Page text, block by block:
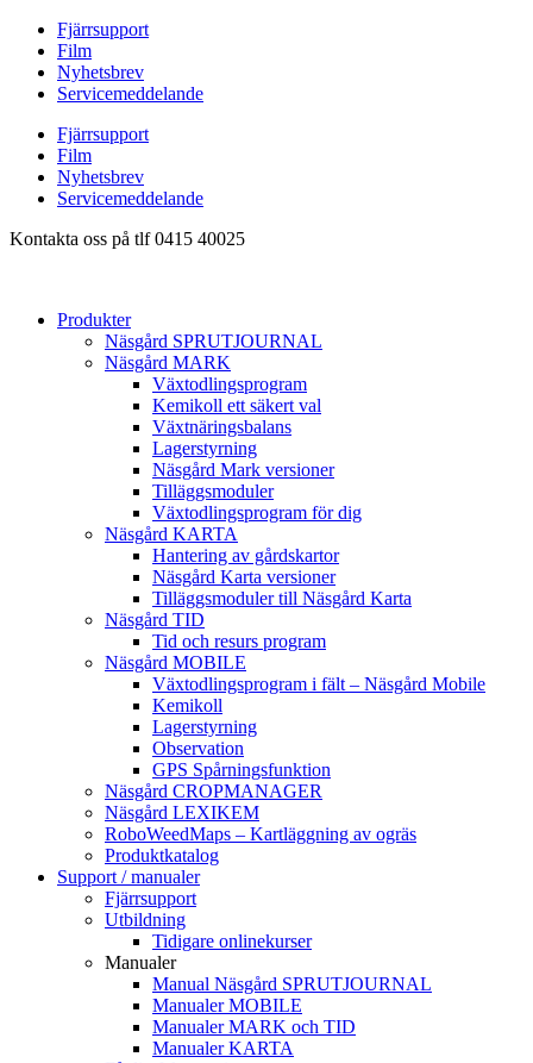
Hoppa
innehåll
Fjärrsupport
Film
Nyhetsbrev
Servicemeddelande
Fjärrsupport
Film
Nyhetsbrev
Servicemeddelande
Kontakta oss på tlf 0415 40025
Produkter
Näsgård SPRUTJOURNAL
Näsgård MARK
Växtodlingsprogram
Kemikoll ett säkert val
Växtnäringsbalans
Lagerstyrning
Näsgård Mark versioner
Tilläggsmoduler
Växtodlingsprogram för dig
Näsgård KARTA
Hantering av gårdskartor
Näsgård Karta versioner
Tilläggsmoduler till Näsgård Karta
Näsgård TID
Tid och resurs program
Näsgård MOBILE
Växtodlingsprogram i fält – Näsgård Mobile
Kemikoll
Lagerstyrning
Observation
GPS Spårningsfunktion
Näsgård CROPMANAGER
Näsgård LEXIKEM
RoboWeedMaps – Kartläggning av ogräs
Produktkatalog
Support / manualer
Fjärrsupport
Utbildning
Tidigare onlinekurser
Manualer
Manual Näsgård SPRUTJOURNAL
Manualer MOBILE
Manualer MARK och TID
Manualer KARTA